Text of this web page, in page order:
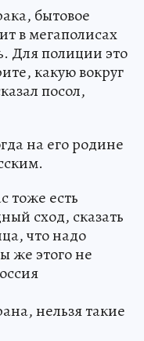
бытовое
в мегаполисах
Для полиции это
какую вокруг
посол,
на его родине
тоже есть
сход, сказать
что надо
же этого не
нельзя такие